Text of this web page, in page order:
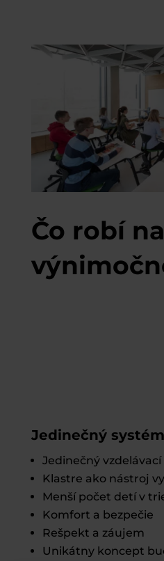
Čo robí
Jedinečný
Jedinečný
Klastre ako nástroj
Menší počet detí v
Komfort a bezpečie
Rešpekt a záujem
Unikátny koncept